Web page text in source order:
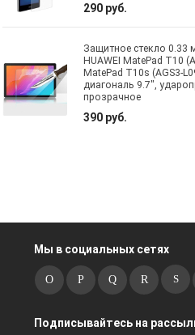
290 руб.
Защитное стекло 0.33
HUAWEI MatePad T10
MatePad T10s (AGS3-
диагональ 9.7",
прозрачное
390 руб.
Мы в социальных сетях
Подписывайтесь на